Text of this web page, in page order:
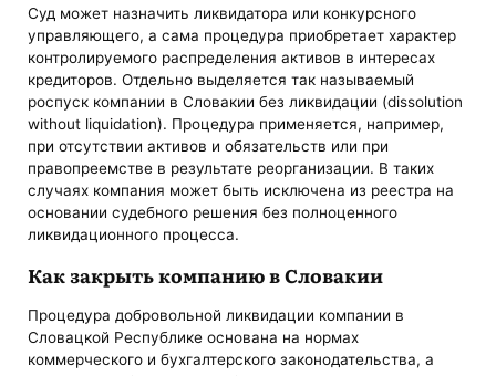
Суд может назначить ликвидатора или конкурсного
управляющего, а сама процедура приобретает характер
контролируемого распределения активов в интересах
кредиторов. Отдельно выделяется так называемый
роспуск компании в Словакии без ликвидации (dissolution
without liquidation). Процедура применяется, например,
при отсутствии активов и обязательств или при
правопреемстве в результате реорганизации. В таких
случаях компания может быть исключена из реестра на
основании судебного решения без полноценного
ликвидационного процесса.
Как закрыть компанию в Словакии
Процедура добровольной ликвидации компании в
Словацкой Республике основана на нормах
коммерческого и бухгалтерского законодательства, а